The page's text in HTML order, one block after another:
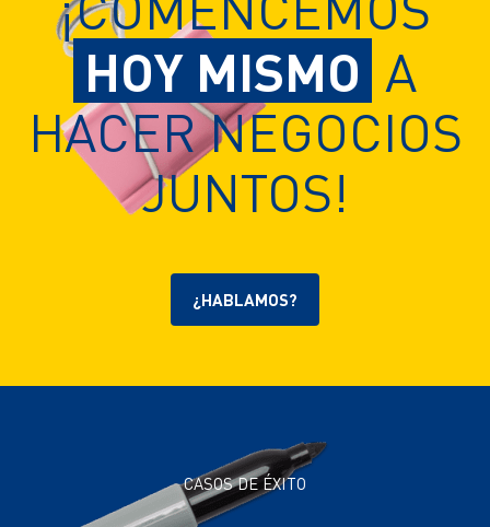
HOY MISMO A
HACER NEGOCIOS
JUNTOS!
¿HABLAMOS?
CASOS DE ÉXITO